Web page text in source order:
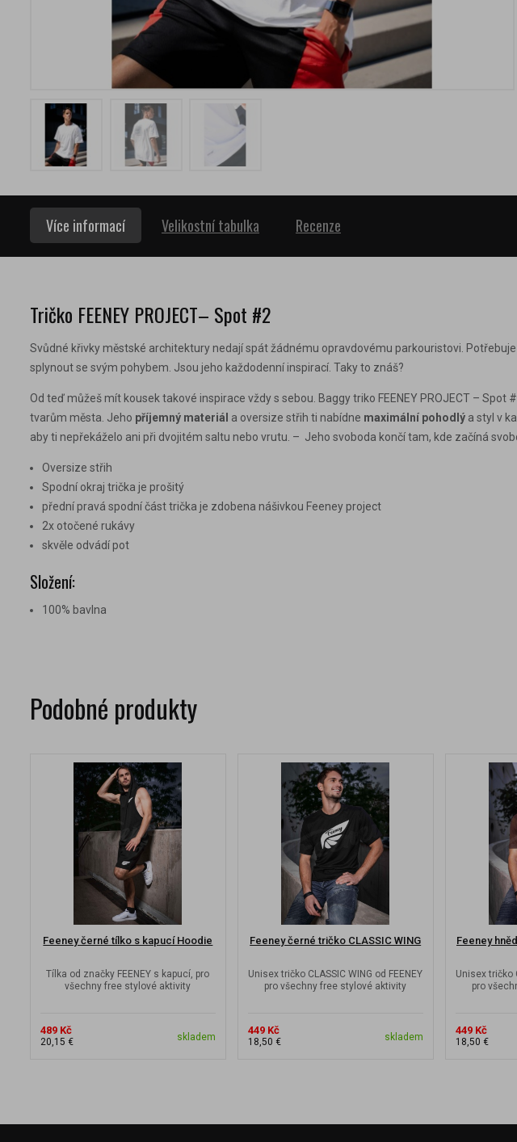
Více informací Velikostní tabulka Recenze
Tričko FEENEY PROJECT– Spot #2
Svůdné křivky městské architektury nedají spát žádnému opravdovému parkouristovi.
splynout se svým pohybem. Jsou jeho každodenní inspirací. Taky to znáš?
Od teď můžeš mít kousek takové inspirace vždy s sebou. Baggy triko FEENEY PROJECT – Spot
tvarům města. Jeho příjemný materiál a oversize střih ti nabídne maximální pohodlý a styl v
aby ti nepřekáželo ani při dvojitém saltu nebo vrutu. – Jeho svoboda končí tam, kde začíná
Oversize střih
Spodní okraj trička je prošitý
přední pravá spodní část trička je zdobena nášivkou Feeney project
2x otočené rukávy
skvěle odvádí pot
Složení:
100% bavlna
Podobné produkty
Feeney černé tílko s kapucí Hoodie
Tílka od značky FEENEY s kapucí, pro
všechny free stylové aktivity
489 Kč
20,15 € skladem
Feeney černé tričko CLASSIC WING
Unisex tričko CLASSIC WING od FEENEY
pro všechny free stylové aktivity
449 Kč
18,50 € skladem
Feeney
Unisex tričko
pro
449 Kč
18,50 €